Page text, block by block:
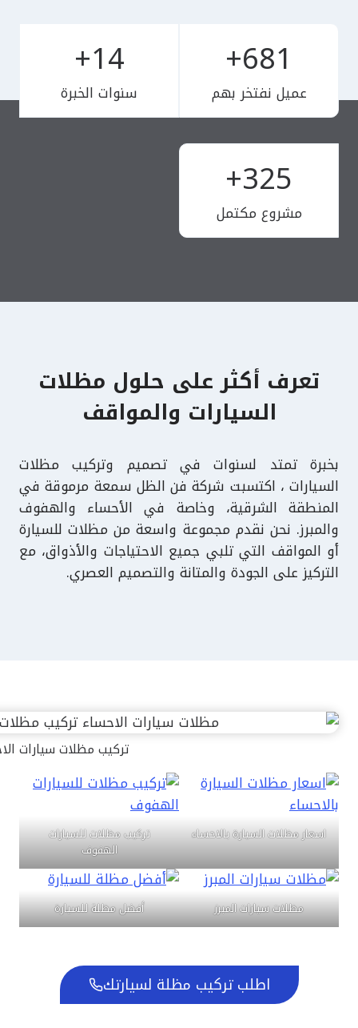
+
681+
عميل نفتخر بهم
14+
سنوات الخبرة
+
325+
مشروع مكتمل
تعرف أكثر على حلول مظلات
السيارات والمواقف
بخبرة تمتد لسنوات في تصميم وتركيب مظلات
السيارات ، اكتسبت شركة فن الظل سمعة مرموقة في
المنطقة الشرقية، وخاصة في الأحساء والهفوف
والمبرز. نحن نقدم مجموعة واسعة من مظلات للسيارة
أو المواقف التي تلبي جميع الاحتياجات والأذواق، مع
التركيز على الجودة والمتانة والتصميم العصري.
تركيب مظلات سيارات
اسعار مظلات السيارة بالاحساء
تركيب مظلات للسيارات
الهفوف
مظلات سيارات المبرز أفضل مظلة للسيارة
اطلب تركيب مظلة لسيارتك